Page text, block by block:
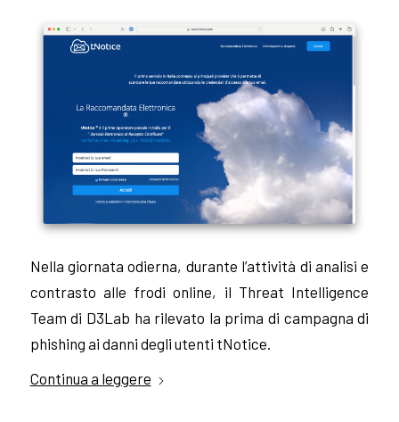
Nella giornata odierna, durante l’attività di analisi e
contrasto alle frodi online, il Threat Intelligence
Team di D3Lab ha rilevato la prima di campagna di
phishing ai danni degli utenti tNotice.
Continua a leggere